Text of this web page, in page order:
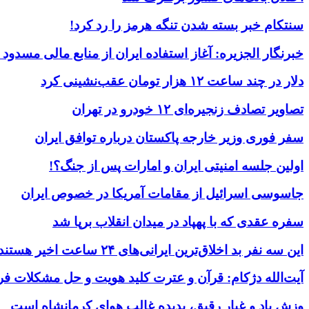
سنتکام خبر بسته شدن تنگه هرمز را رد کرد!
خبرنگار الجزیره: آغاز استفاده ایران از منابع مالی
دلار در چند ساعت ۱۲ هزار تومان عقب‌نشینی کرد
تصاویر تصادف زنجیره‌ای ۱۲ خودرو در تهران
سفر فوری وزیر خارجه پاکستان درباره توافق ایران
اولین جلسه امنیتی ایران و امارات پس از جنگ؟!
جاسوسی اسرائیل از مقامات آمریکا در خصوص ایران
سفره عقدی که با پهپاد در میدان انقلاب برپا شد
این سه نفر بد اخلاق‌ترین ایرانی‌های ۲۴ ساعت اخیر هستند
آیت‌الله دژکام: قرآن و عترت کلید هویت و حل مشکلات
وزش باد و غبار رقیق، پدیده غالب هوای کرمانشاه است